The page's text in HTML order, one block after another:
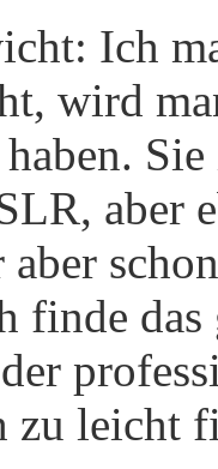
Ich
wird
aber
finde
zu leicht